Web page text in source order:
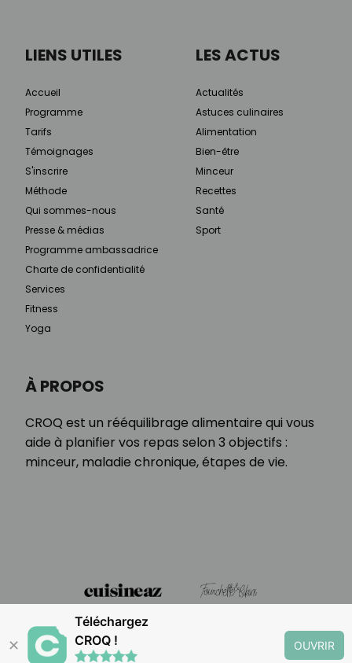
À PROPOS
CROQ est un rééquilibrage alimentaire qui vous
aide à planifier vos repas selon 3 objectifs :
minceur, maladie chronique, étapes de vie.
LIENS UTILES
Accueil
Programme
Tarifs
Témoignages
S'inscrire
Méthode
Qui sommes-nous
Presse & médias
Programme ambassadrice
Charte de confidentialité
Services
Fitness
Yoga
LES ACTUS
Actualités
Astuces culinaires
Alimentation
Bien-être
Minceur
Recettes
Santé
Sport
✕
Téléchargez
CROQ !
OUVRIR